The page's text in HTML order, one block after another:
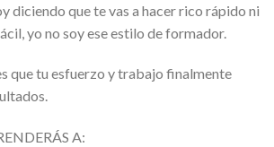
diciendo que te vas a hacer rico rápido ni
yo no soy ese estilo de formador.
que tu esfuerzo y trabajo finalmente
A: